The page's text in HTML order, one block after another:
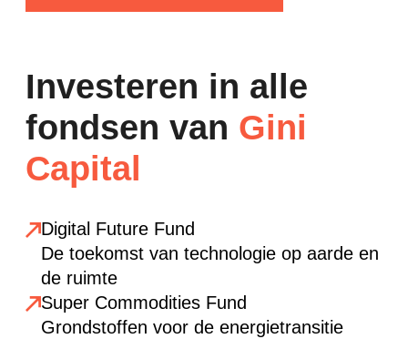
Investeren in alle
fondsen van Gini
Capital
Digital Future Fund
De toekomst van technologie op aarde en
de ruimte
Super Commodities Fund
Grondstoffen voor de energietransitie